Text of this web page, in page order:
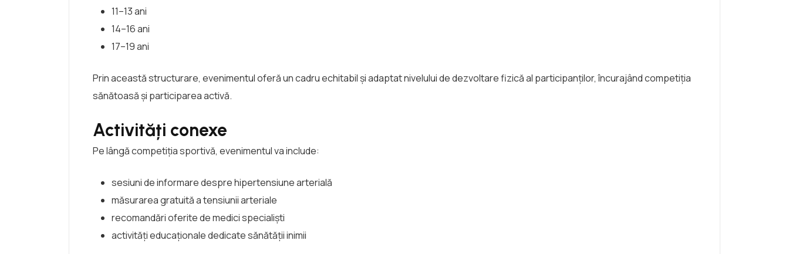
11–13 ani
14–16 ani
17–19 ani
Prin această structurare, evenimentul oferă un cadru echitabil și adaptat nivelului de dezvoltare fizică al participanților, încurajând competiția
sănătoasă și participarea activă.
Activități conexe
Pe lângă competiția sportivă, evenimentul va include:
sesiuni de informare despre hipertensiune arterială
măsurarea gratuită a tensiunii arteriale
recomandări oferite de medici specialiști
activități educaționale dedicate sănătății inimii